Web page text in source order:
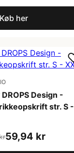
Køb her
Design -
str. S -
59,94 kr